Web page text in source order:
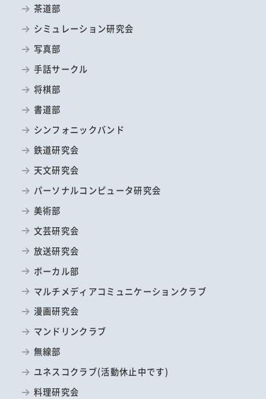
茶道部
シミュレーション研究会
写真部
手話サークル
将棋部
書道部
シンフォニックバンド
鉄道研究会
天文研究会
パーソナルコンピュータ研究会
美術部
文芸研究会
放送研究会
ボーカル部
マルチメディアコミュニケーションクラブ
漫画研究会
マンドリンクラブ
無線部
ユネスコクラブ(活動休止中です)
料理研究会